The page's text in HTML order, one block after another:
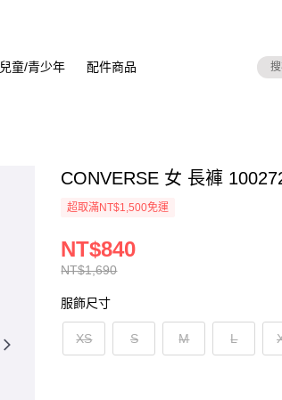
兒童/青少年 配件商品
CONVERSE 女 長褲
超取滿NT$1,500免運
NT$1,690
NT$840
服飾尺寸
XS S M L